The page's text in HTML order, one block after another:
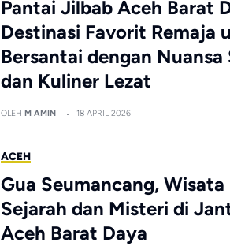
Pantai Jilbab Aceh Barat
Destinasi Favorit Remaja
Bersantai dengan Nuansa
dan Kuliner Lezat
OLEH M AMIN 18 APRIL 2026
ACEH
Gua Seumancang, Wisata
Sejarah dan Misteri di
Aceh Barat Daya